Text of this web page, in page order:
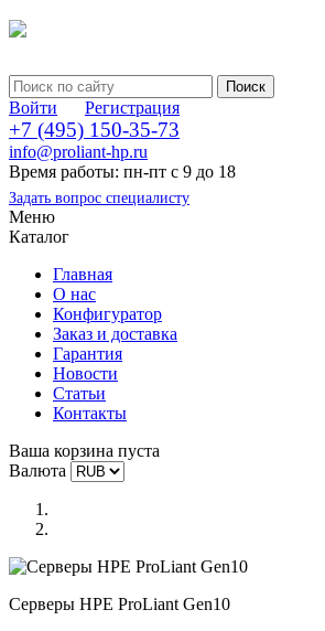
Войти Регистрация
+7 (495) 150-35-73
info@proliant-hp.ru
Время работы: пн-пт с 9 до 18
Задать вопрос специалисту
Меню
Каталог
Главная
О нас
Конфигуратор
Заказ и доставка
Гарантия
Новости
Статьи
Контакты
Ваша корзина пуста
Валюта
Серверы HPE ProLiant Gen10